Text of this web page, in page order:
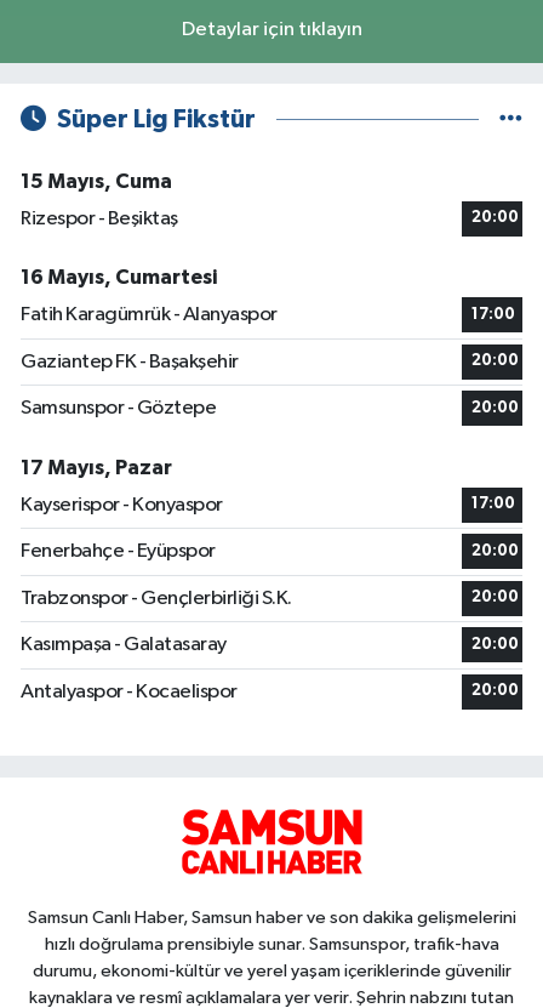
Detaylar için tıklayın
Süper Lig Fikstür
15 Mayıs, Cuma
Rizespor - Beşiktaş
20:00
16 Mayıs, Cumartesi
Fatih Karagümrük - Alanyaspor
17:00
Gaziantep FK - Başakşehir 20:00
Samsunspor - Göztepe 20:00
17 Mayıs, Pazar
Kayserispor - Konyaspor
17:00
Fenerbahçe - Eyüpspor 20:00
Trabzonspor - Gençlerbirliği S.K. 20:00
Kasımpaşa - Galatasaray 20:00
Antalyaspor - Kocaelispor 20:00
Samsun Canlı Haber, Samsun haber ve son dakika gelişmelerini
hızlı doğrulama prensibiyle sunar. Samsunspor, trafik-hava
durumu, ekonomi-kültür ve yerel yaşam içeriklerinde güvenilir
kaynaklara ve resmî açıklamalara yer verir. Şehrin nabzını tutan